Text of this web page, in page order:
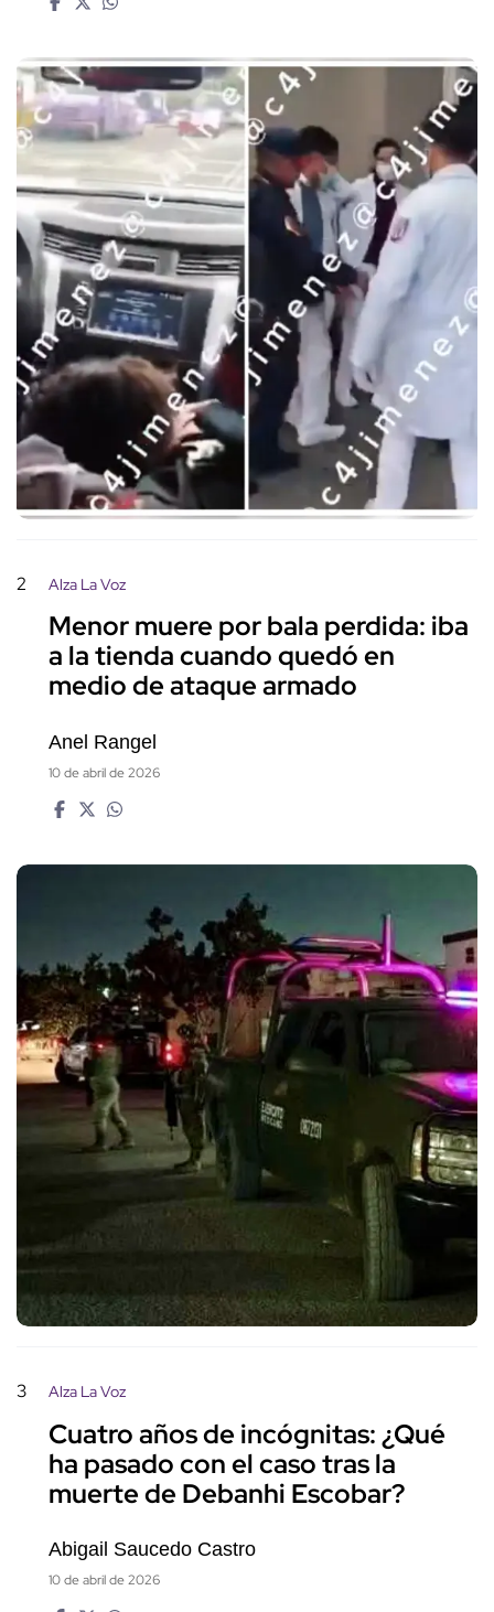
2 Alza La Voz
Menor muere por bala perdida: iba
a la tienda cuando quedó en
medio de ataque armado
Anel Rangel
10 de abril de 2026
3 Alza La Voz
Cuatro años de incógnitas: ¿Qué
ha pasado con el caso tras la
muerte de Debanhi Escobar?
Abigail Saucedo Castro
10 de abril de 2026